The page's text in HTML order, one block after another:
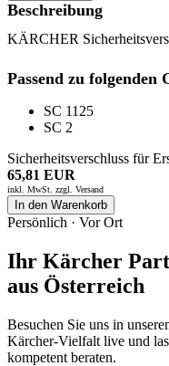
Beschreibung
KÄRCHER
Passend zu folgenden
SC 1125
SC 2
Sicherheitsverschluss für
65,81 EUR
inkl. MwSt. zzgl. Versand
In den Warenkorb
Persönlich · Vor Ort
Ihr Kärcher
aus Österreich
Besuchen Sie uns in
Kärcher-Vielfalt live und
kompetent beraten.